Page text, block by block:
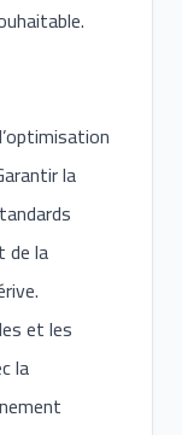
la
de la
et les
la